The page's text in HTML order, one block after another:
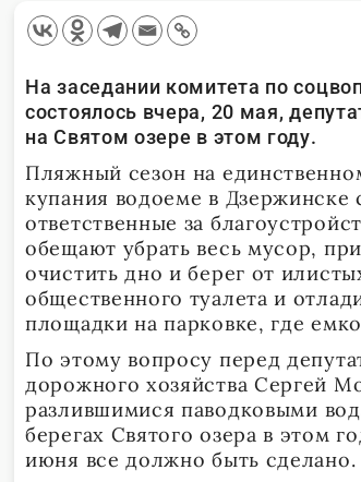
На заседании комитета по
состоялось вчера, 20 мая,
на Святом озере в этом году.
Пляжный сезон на
купания водоеме в Дзержинске
ответственные за
обещают убрать весь мусор,
очистить дно и берег от
общественного туалета и
площадки на парковке, где
По этому вопросу перед
дорожного хозяйства Сергей
разлившимися паводковыми
берегах Святого озера в этом
июня все должно быть сделано.